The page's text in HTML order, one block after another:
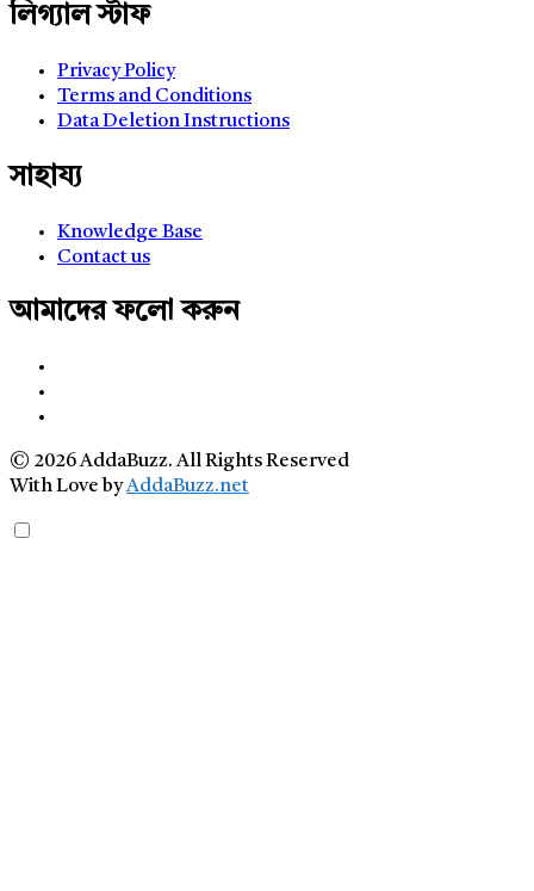
লিগ্যাল স্টাফ
Privacy Policy
Terms and Conditions
Data Deletion Instructions
সাহায্য
Knowledge Base
Contact us
আমাদের ফলো করুন
© 2026 AddaBuzz. All Rights Reserved
With Love byAddaBuzz.net